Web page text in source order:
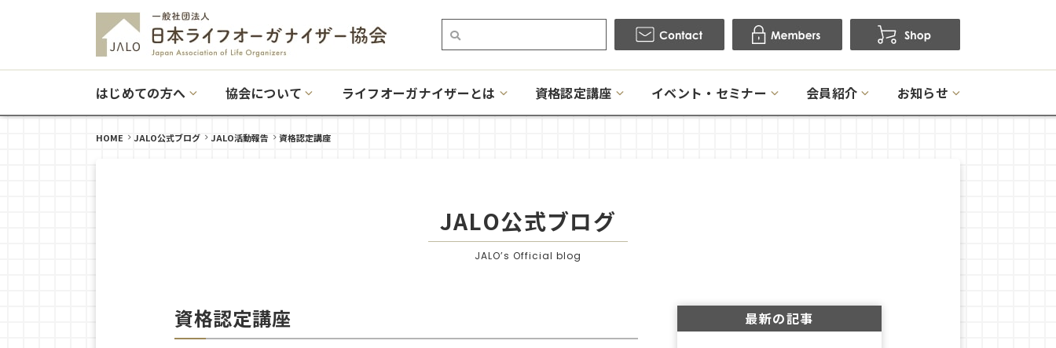
はじめての方へ 協会について ライフオーガナイザーとは 資格認定講座 イベント・セミナー 会員紹介 お知らせ
HOME JALO公式ブログ JALO活動報告 資格認定講座
JALO公式ブログ
JALO’s Official blog
資格認定講座 最新の記事